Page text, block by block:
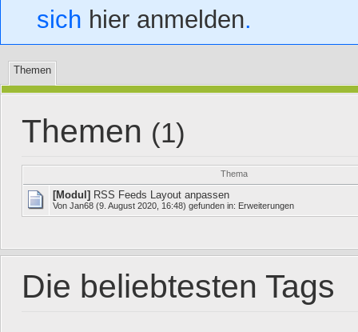
sich hier anmelden.
Themen
Themen (1)
Thema
[Modul] RSS Feeds Layout anpassen
Von Jan68 (9. August 2020, 16:48) gefunden in: Erweiterungen
Die beliebtesten Tags